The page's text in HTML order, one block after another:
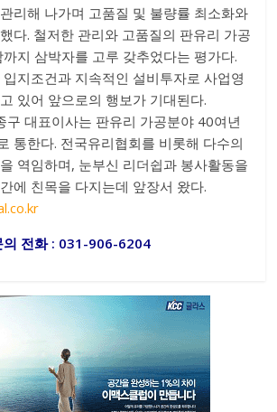
리해 나가며 고품질 및 불량률 최소화와
다. 철저한 관리와 고품질의 판유리 가공
지 삼박자를 고루 갖추었다는 평가다.
지조건과 지속적인 설비투자로 사업영
있어 앞으로의 행보가 기대된다.
구 대표이사는 판유리 가공분야 40여년
통한다. 전국유리협회를 비롯해 다수의
역임하며, 눈부신 리더쉽과 봉사활동을
에 친목을 다지는데 앞장서 왔다.
의 전화 : 031-906-6204